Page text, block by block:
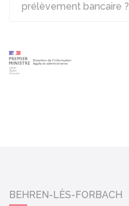
prélèvement bancaire ?
BEHREN-LÈS-FORBACH